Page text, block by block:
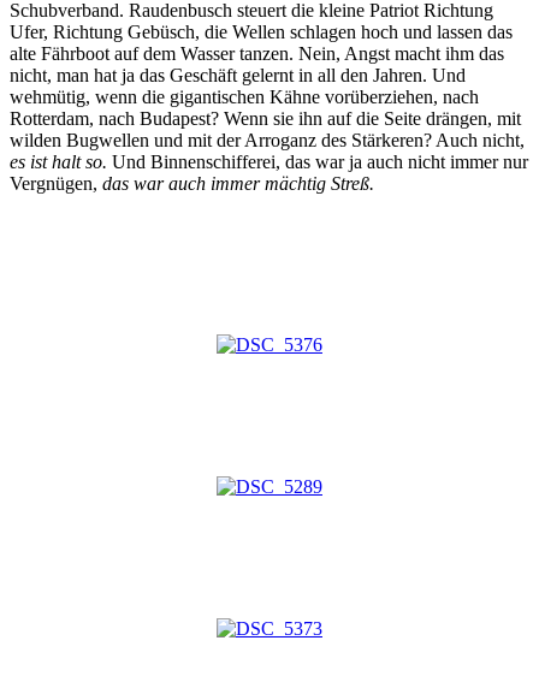
Schubverband. Raudenbusch steuert die kleine Patriot Richtung
Ufer, Richtung Gebüsch, die Wellen schlagen hoch und lassen das
alte Fährboot auf dem Wasser tanzen. Nein, Angst macht ihm das
nicht, man hat ja das Geschäft gelernt in all den Jahren. Und
wehmütig, wenn die gigantischen Kähne vorüberziehen, nach
Rotterdam, nach Budapest? Wenn sie ihn auf die Seite drängen, mit
wilden Bugwellen und mit der Arroganz des Stärkeren? Auch nicht,
es ist halt so. Und Binnenschifferei, das war ja auch nicht immer nur
Vergnügen, das war auch immer mächtig Streß.